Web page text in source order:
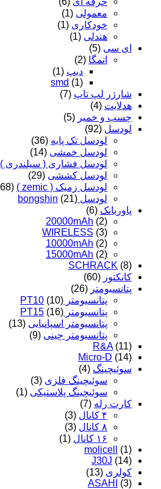
معمولی (1)
خودکاری (1)
هندلی (1)
ای سی (5)
اتمگا (2)
دیپ (1)
smd (1)
شارژر لپ تاپ (7)
هدلایت (4)
چسب و خمیر (5)
لودسل (92)
لودسل تک پایه (36)
لودسل خمشی (14)
لودسل فشاری ( سیلندری )
لودسل کششی (29)
لودسل زمیک ( zemic )
(68)
لودسل bongshin (21)
پاوربانک (6)
20000mAh (2)
WIRELESS (3)
10000mAh (2)
15000mAh (2)
SCHRACK (8)
کانکتور (60)
پتانسیومتر (26)
پتانسیومتر PT10 (10)
پتانسیومتر PT15 (16)
پتانسیومتر اسپانیایی (13)
پتانسیومتر چینی (9)
R&A (11)
Micro-D (14)
سوئیچینگ (4)
سوئیچینگ فلزی (3)
سوئیچینگ پلاستیکی (1)
کارت رله (7)
۴ کانال
(3)
۸ کانال
(3)
۱۶ کانال
(1)
molicell
(1)
J30J (14)
کولری (13)
ASAHI
(3)